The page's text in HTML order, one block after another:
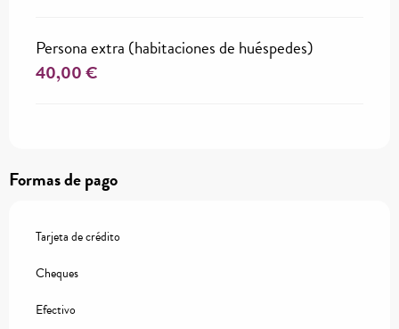
Persona extra (habitaciones de huéspedes)
40,00 €
Formas de pago
Tarjeta de crédito
Cheques
Efectivo